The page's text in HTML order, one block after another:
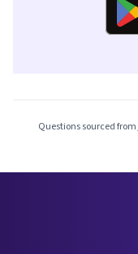
Questions sourced from